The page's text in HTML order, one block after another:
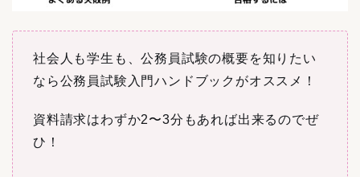
社会人も学生も、公務員試験の概要を知りたい
なら公務員試験入門ハンドブックがオススメ！
資料請求はわずか2〜3分もあれば出来るのでぜ
ひ！